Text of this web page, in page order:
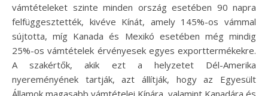
vámtételeket szinte minden ország esetében 90 napra
felfüggesztették, kivéve Kínát, amely 145%-os vámmal
sújtotta, míg Kanada és Mexikó esetében még mindig
25%-os vámtételek érvényesek egyes exporttermékekre.
A szakértők, akik ezt a helyzetet Dél-Amerika
nyereményének tartják, azt állítják, hogy az Egyesült